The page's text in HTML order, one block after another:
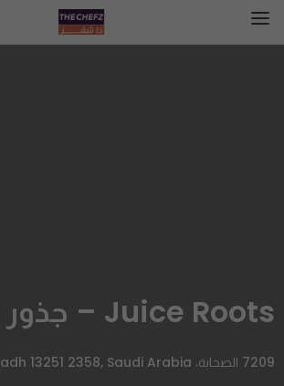
Juice Roots – جذور العصير
7209 الصحابة، Al Yarmuk, Riyadh 13251 2358, Saudi Arabia